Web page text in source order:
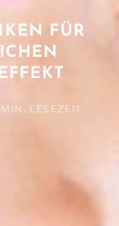
FÜR
LESEZEIT